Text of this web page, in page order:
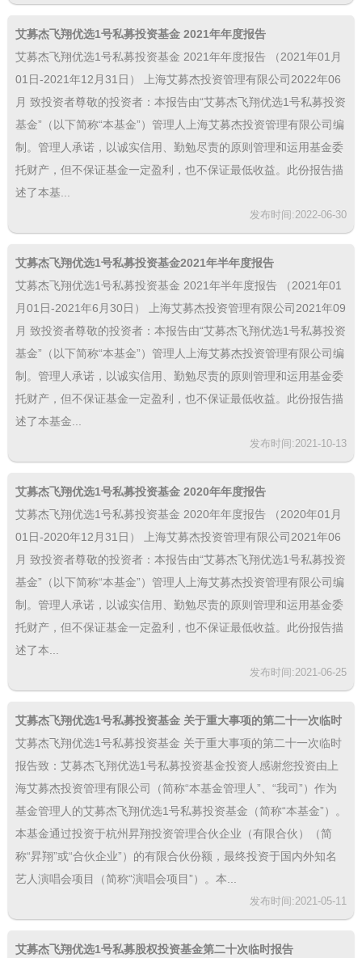
艾募杰飞翔优选1号私募投资基金 2021年年度报告
艾募杰飞翔优选1号私募投资基金 2021年年度报告 （2021年01月
01日-2021年12月31日） 上海艾募杰投资管理有限公司2022年06
月 致投资者尊敬的投资者：本报告由“艾募杰飞翔优选1号私募投资
基金”（以下简称“本基金”）管理人上海艾募杰投资管理有限公司编
制。管理人承诺，以诚实信用、勤勉尽责的原则管理和运用基金委
托财产，但不保证基金一定盈利，也不保证最低收益。此份报告描
述了本基...
发布时间:2022-06-30
艾募杰飞翔优选1号私募投资基金2021年半年度报告
艾募杰飞翔优选1号私募投资基金 2021年半年度报告 （2021年01
月01日-2021年6月30日） 上海艾募杰投资管理有限公司2021年09
月 致投资者尊敬的投资者：本报告由“艾募杰飞翔优选1号私募投资
基金”（以下简称“本基金”）管理人上海艾募杰投资管理有限公司编
制。管理人承诺，以诚实信用、勤勉尽责的原则管理和运用基金委
托财产，但不保证基金一定盈利，也不保证最低收益。此份报告描
述了本基金...
发布时间:2021-10-13
艾募杰飞翔优选1号私募投资基金 2020年年度报告
艾募杰飞翔优选1号私募投资基金 2020年年度报告 （2020年01月
01日-2020年12月31日） 上海艾募杰投资管理有限公司2021年06
月 致投资者尊敬的投资者：本报告由“艾募杰飞翔优选1号私募投资
基金”（以下简称“本基金”）管理人上海艾募杰投资管理有限公司编
制。管理人承诺，以诚实信用、勤勉尽责的原则管理和运用基金委
托财产，但不保证基金一定盈利，也不保证最低收益。此份报告描
述了本...
发布时间:2021-06-25
艾募杰飞翔优选1号私募投资基金 关于重大事项的第二十一次临时
报告
艾募杰飞翔优选1号私募投资基金 关于重大事项的第二十一次临时
报告致：艾募杰飞翔优选1号私募投资基金投资人感谢您投资由上
海艾募杰投资管理有限公司（简称“本基金管理人”、“我司”）作为
基金管理人的艾募杰飞翔优选1号私募投资基金（简称“本基金”）。
本基金通过投资于杭州昇翔投资管理合伙企业（有限合伙）（简
称“昇翔”或“合伙企业”）的有限合伙份额，最终投资于国内外知名
艺人演唱会项目（简称“演唱会项目”）。本...
发布时间:2021-05-11
艾募杰飞翔优选1号私募股权投资基金第二十次临时报告